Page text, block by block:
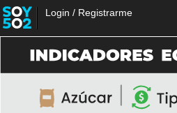
Login / Registrarme